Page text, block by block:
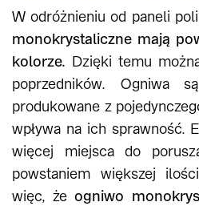
W odróżnieniu od paneli
monokrystaliczne mają
kolorze. Dzięki temu
poprzedników. Ogniwa
produkowane z
wpływa na ich sprawność.
więcej miejsca do
powstaniem większej
więc, żeogniwo